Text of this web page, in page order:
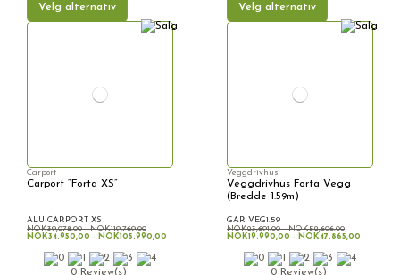
Velg alternativ Velg alternativ
Carport
Carport “Forta XS”
ALU-CARPORT XS
NOK39,078.00 - NOK119,769.00
NOK34.950,00 - NOK105.990,00
0 Review(s)
Veggdrivhus
Veggdrivhus Forta Vegg
(Bredde 1.59m)
GAR-VEG1.59
NOK23,691.00 - NOK52,606.00
NOK19.990,00 - NOK47.865,00
0 Review(s)